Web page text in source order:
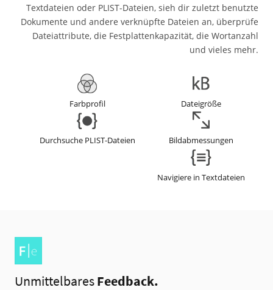
Textdateien oder PLIST-Dateien, sieh dir zuletzt benutzte
Dokumente und andere verknüpfte Dateien an, überprüfe
Dateiattribute, die Festplattenkapazität, die Wortanzahl
und vieles mehr.
Dateigröße
Farbprofil
Bildabmessungen
Durchsuche PLIST-Dateien
Navigiere in Textdateien
UnmittelbaresFeedback.